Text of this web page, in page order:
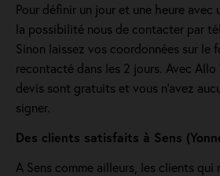
Pour définir un jour et une heure avec
la possibilité nous de contacter par
Sinon laissez vos coordonnées sur le
recontacté dans les 2 jours. Avec Allo
devis sont gratuits et vous n'avez
signer.
Des clients satisfaits à Sens
A Sens comme ailleurs, les clients qui